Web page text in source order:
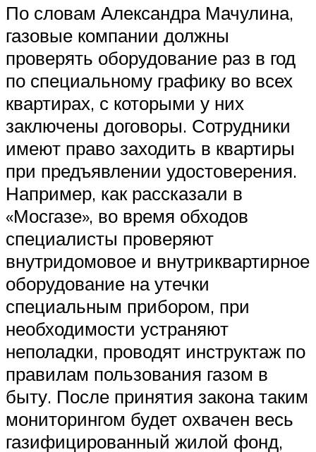
По словам Александра Мачулина,
газовые компании должны
проверять оборудование раз в год
по специальному графику во всех
квартирах, с которыми у них
заключены договоры. Сотрудники
имеют право заходить в квартиры
при предъявлении удостоверения.
Например, как рассказали в
«Мосгазе», во время обходов
специалисты проверяют
внутридомовое и внутриквартирное
оборудование на утечки
специальным прибором, при
необходимости устраняют
неполадки, проводят инструктаж по
правилам пользования газом в
быту. После принятия закона таким
мониторингом будет охвачен весь
газифицированный жилой фонд,